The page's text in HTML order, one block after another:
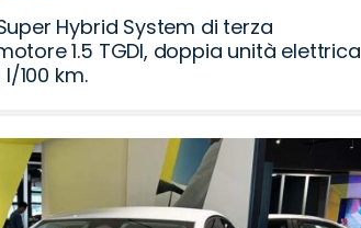
Hybrid System di terza
1.5 TGDI, doppia unità elettrica
100 km.